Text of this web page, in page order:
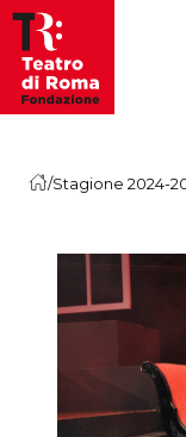
Vai al contenuto
/Stagione 2024-